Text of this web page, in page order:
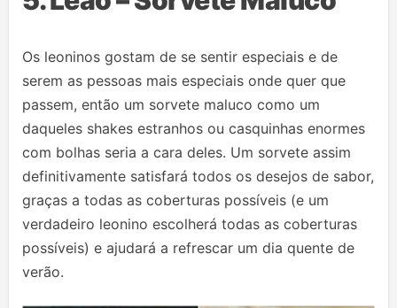
Os leoninos gostam de se sentir especiais e de
serem as pessoas mais especiais onde quer que
passem, então um sorvete maluco como um
daqueles shakes estranhos ou casquinhas enormes
com bolhas seria a cara deles. Um sorvete assim
definitivamente satisfará todos os desejos de sabor,
graças a todas as coberturas possíveis (e um
verdadeiro leonino escolherá todas as coberturas
possíveis) e ajudará a refrescar um dia quente de
verão.